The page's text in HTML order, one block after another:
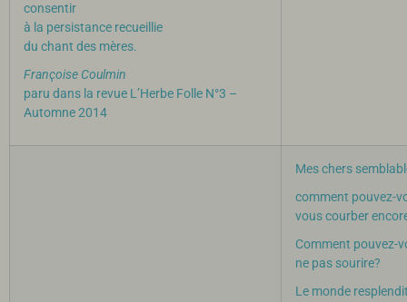
consentir
à la persistance recueillie
du chant des mères.
Françoise Coulmin
paru dans la revue L’Herbe Folle N°3 –
Automne 2014
Mes chers
comment pouvez-
vous courber
Comment pouvez-
ne pas sourire?
Le monde